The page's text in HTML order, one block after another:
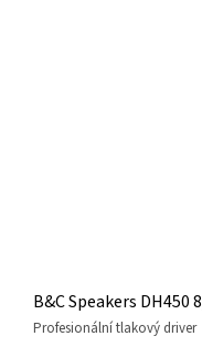
B&C Speakers DH450
profesionální tlakový driver